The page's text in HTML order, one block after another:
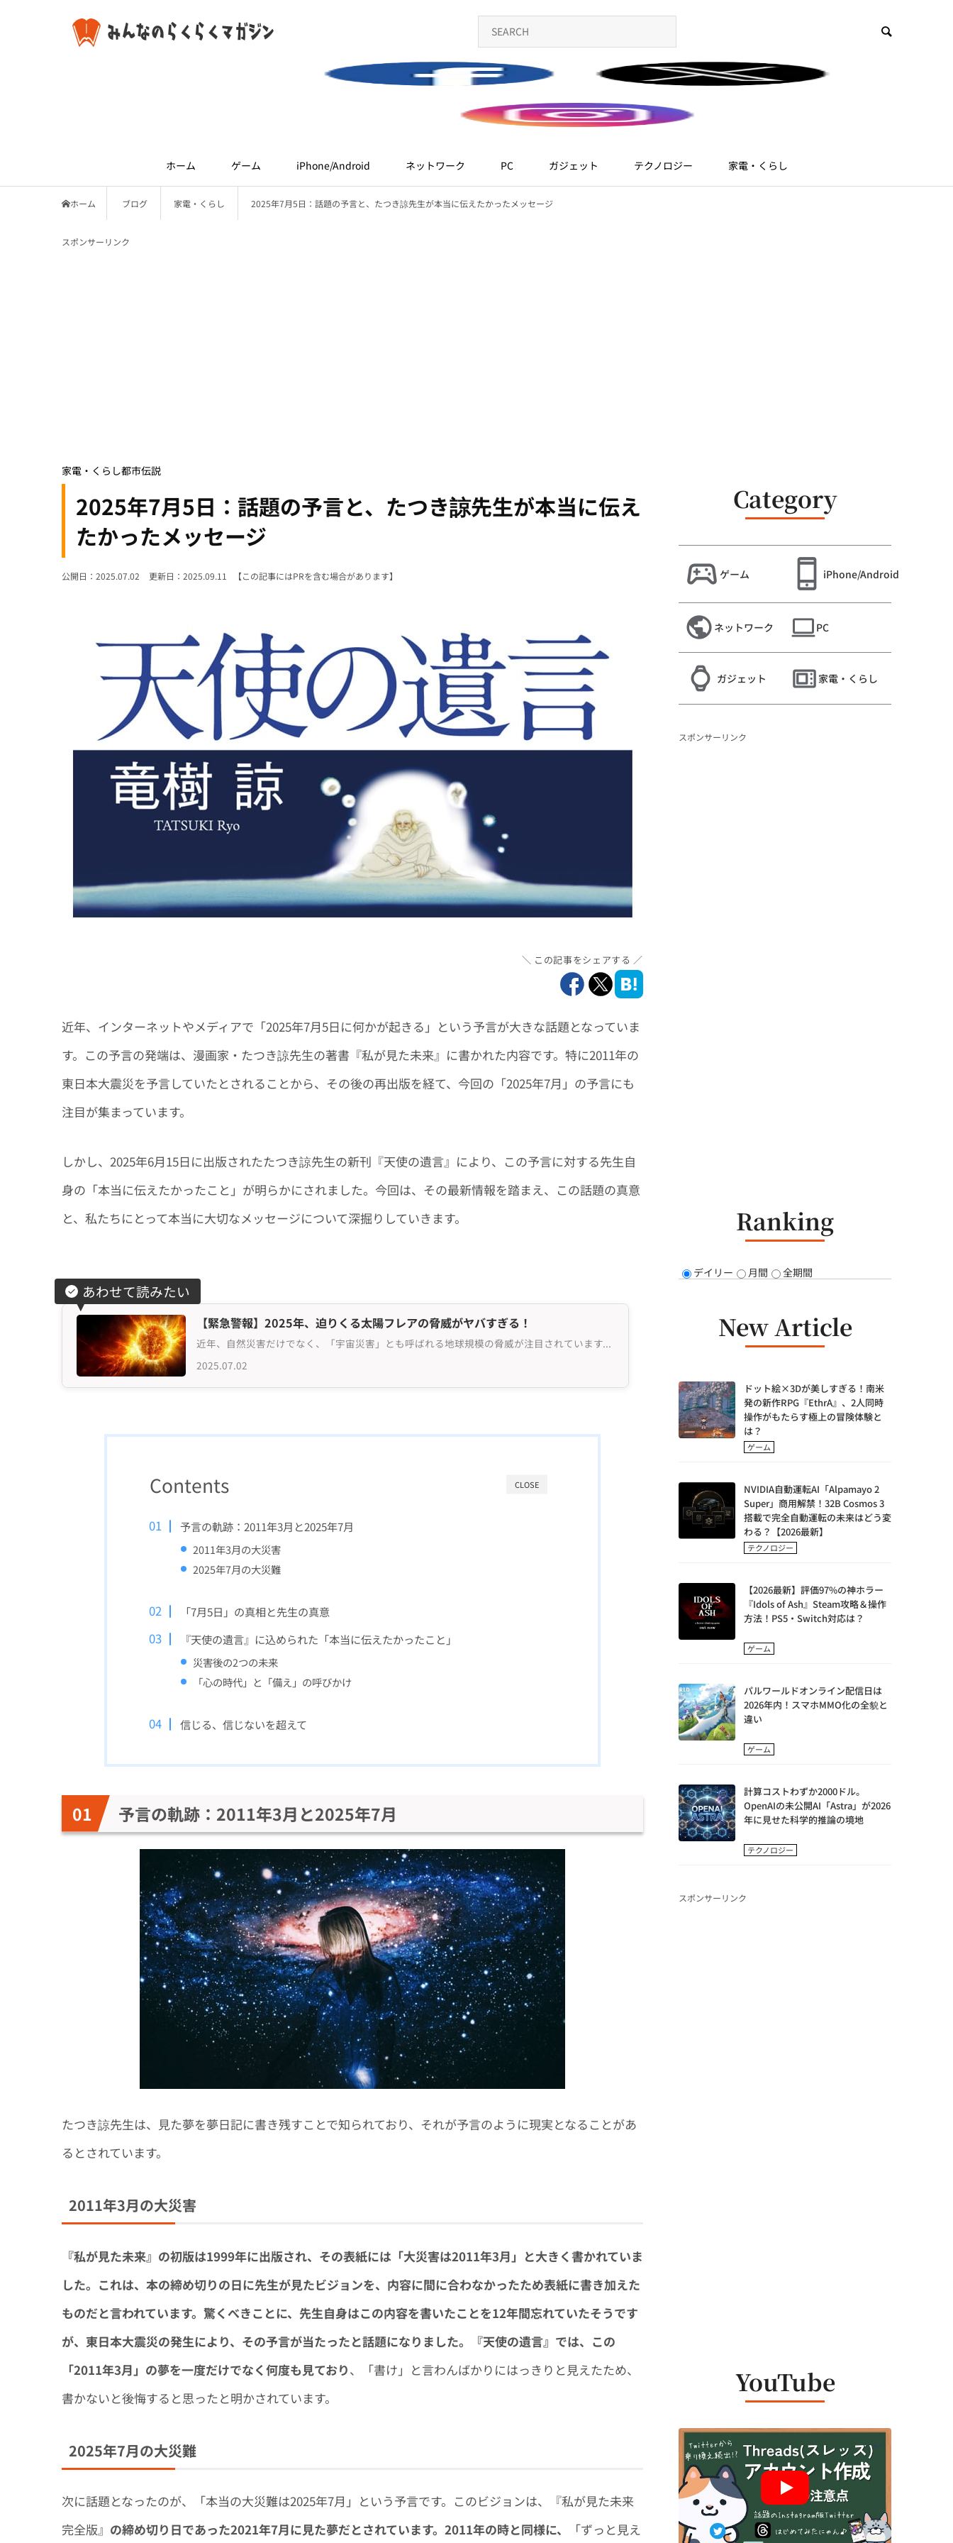
ホーム ゲーム iPhone/Android ネットワーク PC ガジェット テクノロジー 家電・くらし
ホーム ブログ 家電・くらし 2025年7月5日：話題の予言と、たつき諒先生が本当に伝えたかったメッセージ
スポンサーリンク
家電・くらし都市伝説
2025年7月5日：話題の予言と、たつき諒先生が本当に伝え
たかったメッセージ
公開日：2025.07.02 更新日：2025.09.11 【この記事にはPRを含む場合があります】
この記事をシェアする
近年、インターネットやメディアで「2025年7月5日に何かが起きる」という予言が大きな話題となっていま
す。この予言の発端は、漫画家・たつき諒先生の著書『私が見た未来』に書かれた内容です。特に2011年の
東日本大震災を予言していたとされることから、その後の再出版を経て、今回の「2025年7月」の予言にも
注目が集まっています。
しかし、2025年6月15日に出版されたたつき諒先生の新刊『天使の遺言』により、この予言に対する先生自
身の「本当に伝えたかったこと」が明らかにされました。今回は、その最新情報を踏まえ、この話題の真意
と、私たちにとって本当に大切なメッセージについて深掘りしていきます。
あわせて読みたい
【緊急警報】2025年、迫りくる太陽フレアの脅威がヤバすぎる！
近年、自然災害だけでなく、「宇宙災害」とも呼ばれる地球規模の脅威が注目されています。それが「太陽フレ...
2025.07.02
CLOSE
Contents
予言の軌跡：2011年3月と2025年7月
2011年3月の大災害
2025年7月の大災難
「7月5日」の真相と先生の真意
『天使の遺言』に込められた「本当に伝えたかったこと」
災害後の2つの未来
「心の時代」と「備え」の呼びかけ
信じる、信じないを超えて
予言の軌跡：2011年3月と2025年7月
たつき諒先生は、見た夢を夢日記に書き残すことで知られており、それが予言のように現実となることがあ
るとされています。
2011年3月の大災害
『私が見た未来』の初版は1999年に出版され、その表紙には「大災害は2011年3月」と大きく書かれていま
した。これは、本の締め切りの日に先生が見たビジョンを、内容に間に合わなかったため表紙に書き加えた
ものだと言われています。驚くべきことに、先生自身はこの内容を書いたことを12年間忘れていたそうです
が、東日本大震災の発生により、その予言が当たったと話題になりました。『天使の遺言』では、この
「2011年3月」の夢を一度だけでなく何度も見ており、「書け」と言わんばかりにはっきりと見えたため、
書かないと後悔すると思ったと明かされています。
2025年7月の大災難
次に話題となったのが、「本当の大災難は2025年7月」という予言です。このビジョンは、『私が見た未来
完全版』 の締め切り日であった2021年7月に見た夢だとされています。2011年の時と同様に、 「ずっと見え
Category
ゲーム iPhone/Android
ネットワーク PC
ガジェット 家電・くらし
スポンサーリンク
Ranking
デイリー 月間 全期間
New Article
ドット絵×3Dが美しすぎる！南米
発の新作RPG『EthrA』、2人同時
操作がもたらす極上の冒険体験と
は？
ゲーム
NVIDIA自動運転AI「Alpamayo 2
Super」商用解禁！32B Cosmos 3
搭載で完全自動運転の未来はどう変
わる？【2026最新】
テクノロジー
【2026最新】評価97%の神ホラー
『Idols of Ash』Steam攻略＆操作
方法！PS5・Switch対応は？
ゲーム
パルワールドオンライン配信日は
2026年内！スマホMMO化の全貌と
違い
ゲーム
計算コストわずか2000ドル。
OpenAIの未公開AI「Astra」が2026
年に見せた科学的推論の境地
テクノロジー
スポンサーリンク
YouTube